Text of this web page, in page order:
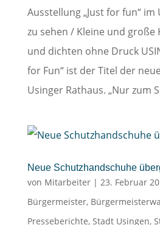
Ausstellung „Just for fun“ im
zu sehen / Kleine und große
und dichten ohne Druck
for Fun“ ist der Titel der
Usinger Rathaus. „Nur zum
Neue Schutzhandschuhe
von Mitarbeiter| 23. Februar
Bürgermeister,
Presseberichte, Stadt Usingen,